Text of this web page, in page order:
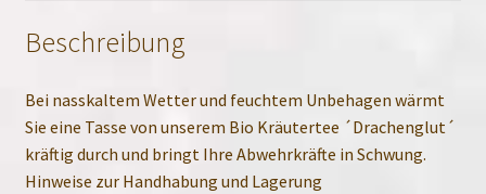
Beschreibung
Bei nasskaltem Wetter und feuchtem Unbehagen wärmt
Sie eine Tasse von unserem Bio Kräutertee ´Drachenglut´
kräftig durch und bringt Ihre Abwehrkräfte in Schwung.
Hinweise zur Handhabung und Lagerung